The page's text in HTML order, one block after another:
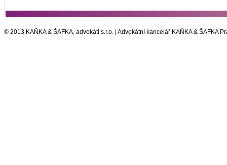
© 2013 KAŇKA & ŠAFKA, advokáti s.r.o. | Advokátní kancelář KAŇKA & ŠAFKA